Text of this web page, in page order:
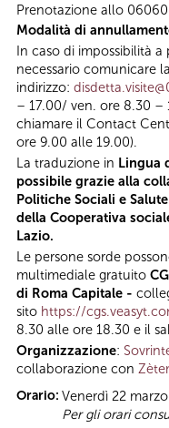
Prenotazione allo
Modalità di
In caso di impossibilità
necessario comunicare
indirizzo:
– 17.00/ ven. ore 8.30 –
chiamare il Contact
ore 9.00 alle 19.00).
La traduzione in Lingua
possibile grazie alla
Politiche Sociali e
della Cooperativa
Lazio.
Le persone sorde
multimediale gratuito
di Roma Capitale -
sito https://
8.30 alle ore 18.30 e il
Organizzazione:
collaborazione con
Orario: Venerdì 22
Per gli orari